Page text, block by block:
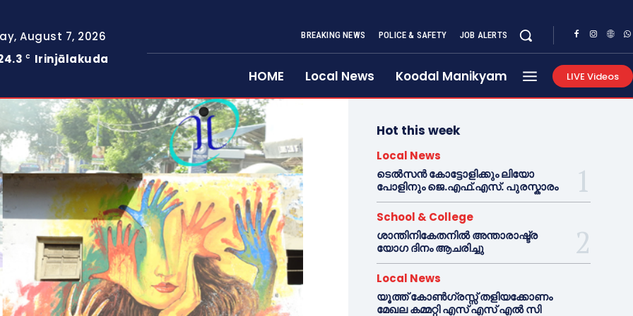
August 7, 2026
C Irinjālakuda
BREAKING NEWS POLICE & SAFETY JOB ALERTS
HOME Local News Koodal Manikyam LIVE Videos
Hot this week
Local News
ടെൽസൻ കോട്ടോളിക്കും ലിയോ
പോളിനും ജെ.എഫ്.എസ്. പുരസ്കാരം
School & College
ശാന്തിനികേതനിൽ അന്താരാഷ്ട്ര
യോഗ ദിനം ആചരിച്ചു
Local News
യൂത്ത് കോൺഗ്രസ്സ് തളിയക്കോണം
മേഖല കമ്മറ്റി എസ് എസ് എൽ സി